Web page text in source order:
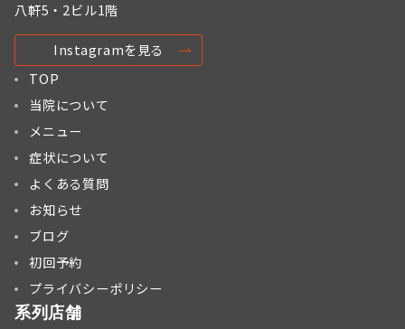
八軒5・2ビル1階
Instagramを見る
TOP
当院について
メニュー
症状について
よくある質問
お知らせ
ブログ
初回予約
プライバシーポリシー
系列店舗